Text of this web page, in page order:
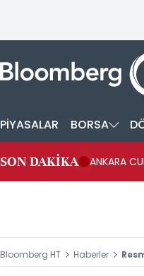
PİYASALAR BORSA
SON DAKİKA
ANKARA
Bloomberg HT Haberler